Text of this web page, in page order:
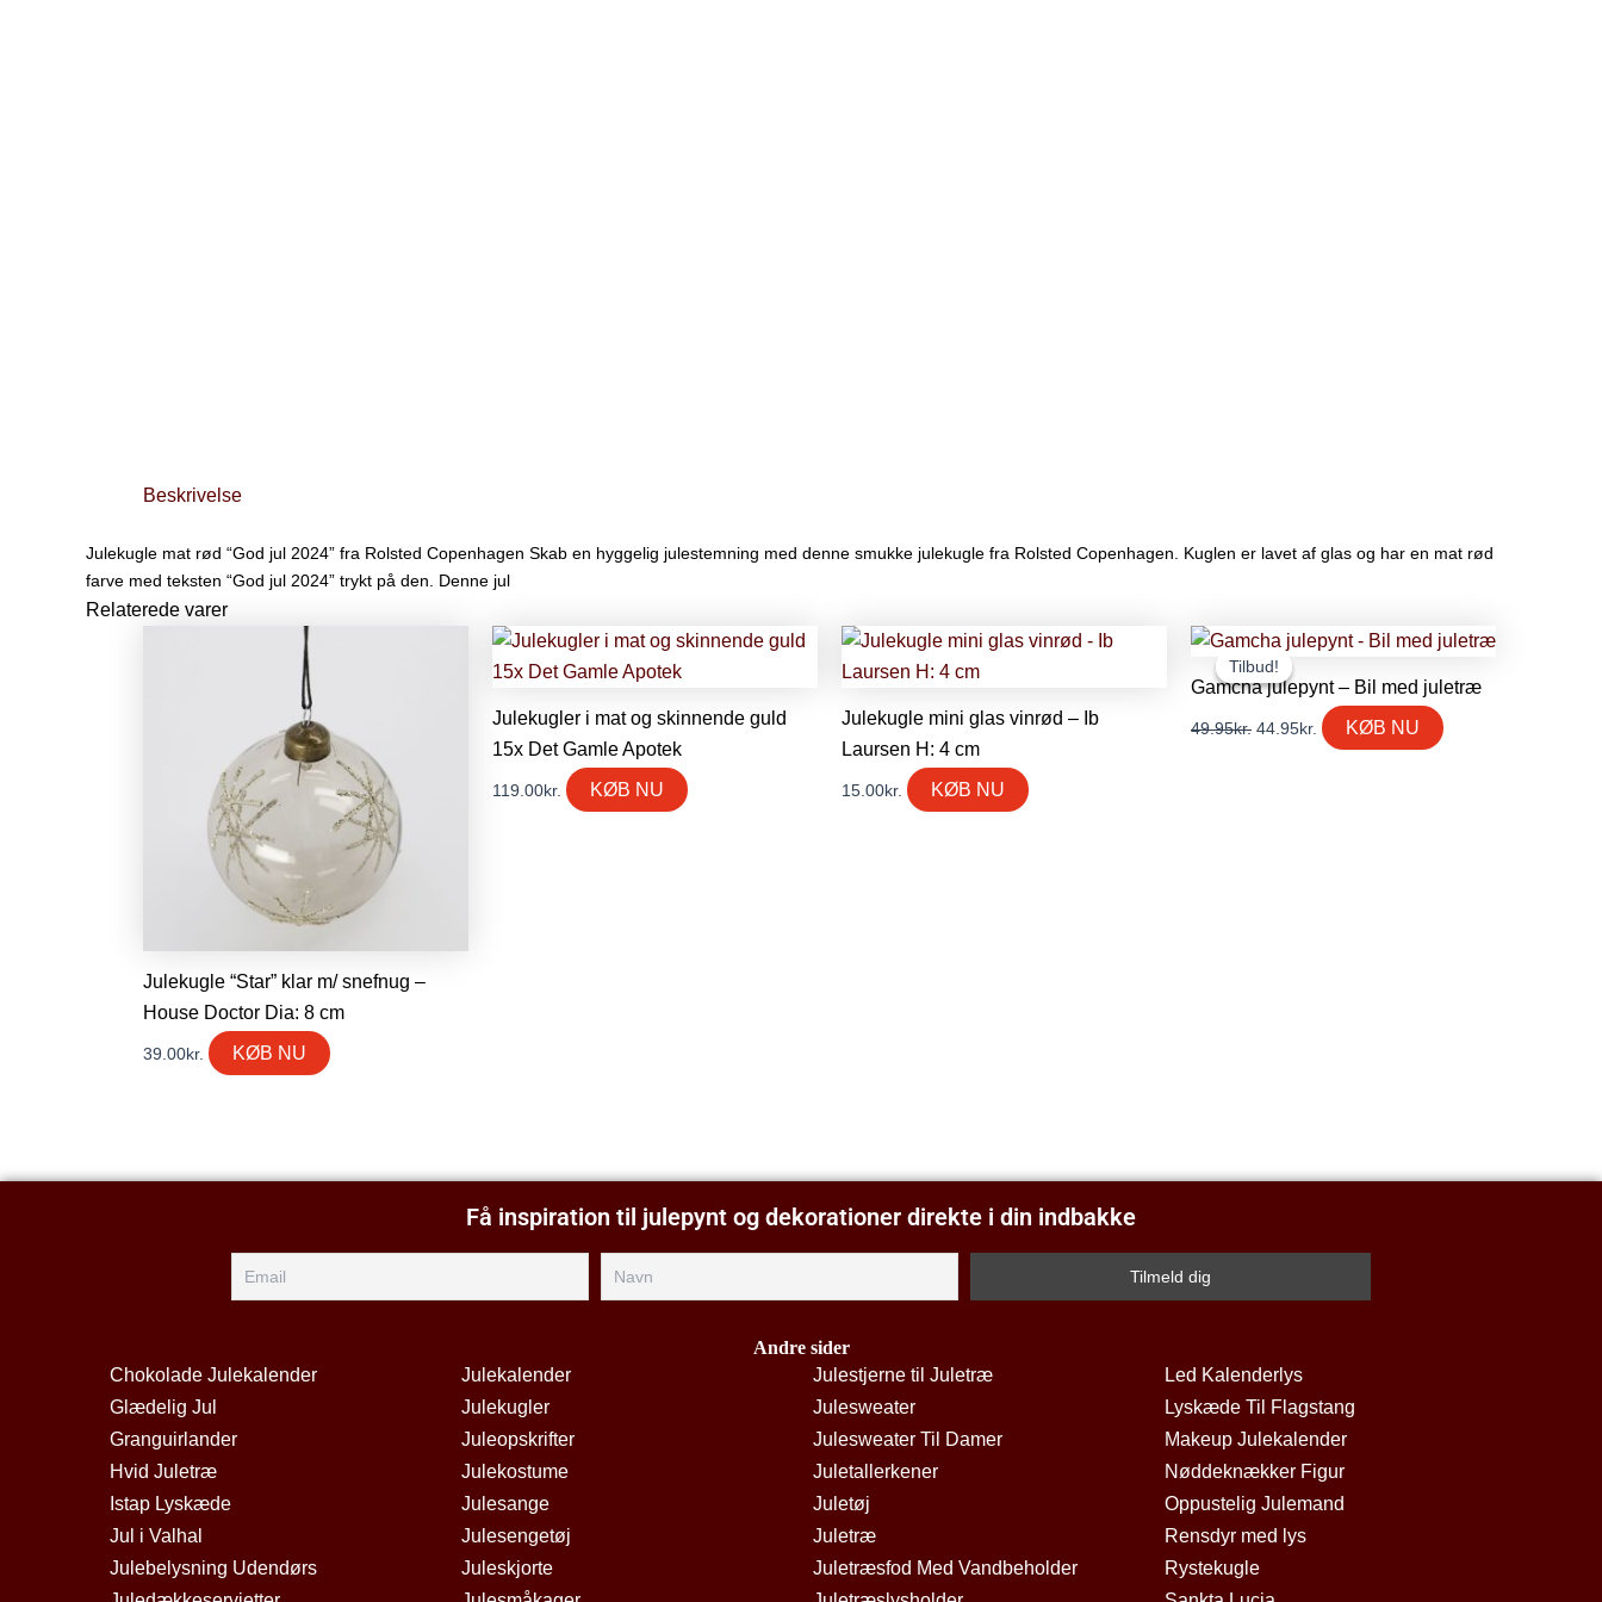
Beskrivelse
Julekugle mat rød “God jul 2024” fra Rolsted Copenhagen Skab en hyggelig julestemning med denne smukke julekugle fra Rolsted Copenhagen. Kuglen er lavet af glas og har en mat rød
farve med teksten “God jul 2024” trykt på den. Denne jul
Relaterede varer
Julekugle “Star” klar m/ snefnug –
House Doctor Dia: 8 cm
39.00kr. KØB NU
Julekugler i mat og skinnende guld
15x Det Gamle Apotek
119.00kr. KØB NU
Julekugle mini glas vinrød – Ib
Laursen H: 4 cm
15.00kr. KØB NU
Tilbud!
Tilbud!
Gamcha julepynt – Bil med juletræ
49.95kr.
Den
oprindelige
pris
var:
49.95kr..
44.95kr.
Den
aktuelle
pris
er:
44.95kr..
KØB NU
Få inspiration til julepynt og dekorationer direkte i din indbakke
Andre sider
Chokolade Julekalender
Glædelig Jul
Granguirlander
Hvid Juletræ
Istap Lyskæde
Jul i Valhal
Julebelysning Udendørs
Julekalender
Julekugler
Juleopskrifter
Julekostume
Julesange
Julesengetøj
Juleskjorte
Julestjerne til Juletræ
Julesweater
Julesweater Til Damer
Juletallerkener
Juletøj
Juletræ
Juletræsfod Med Vandbeholder
Led Kalenderlys
Lyskæde Til Flagstang
Makeup Julekalender
Nøddeknækker Figur
Oppustelig Julemand
Rensdyr med lys
Rystekugle